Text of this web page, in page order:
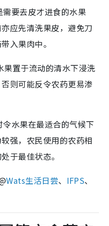
需要去皮才进食的水果
应先清洗果皮，避免刀
入果肉中。
果置于流动的清水下浸洗
则可能反令农药更易渗
令水果在最适合的气候下
强，农民使用的农药相
于最佳状态。
Wats生活日尝、 IFPS、